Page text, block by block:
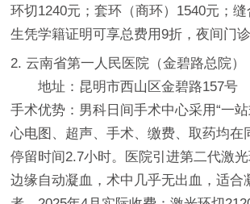
环切1240元；套环（商环）1540元；
生凭学籍证明可享总费用9折，夜间门诊
2. 云南省第一人民医院（金碧路总院）
地址：昆明市西山区金碧路157号
手术优势：男科日间手术中心采用“一站
心电图、超声、手术、缴费、取药均在
停留时间2.7小时。医院引进第二代激
边缘自动凝血，术中几乎无出血，适合